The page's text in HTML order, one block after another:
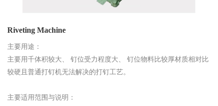
Riveting Machine
主要用途：
主要用千体积较大、 钉位受力程度大、 钉位物料比较厚材质相对比
较硬且普通打钉机无法解决的打钉工艺。
主要适用范围与说明：